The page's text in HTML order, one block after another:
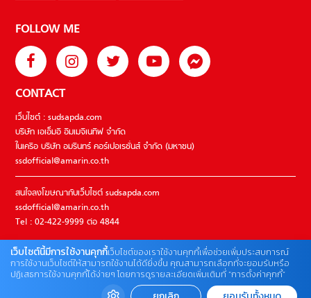
FOLLOW ME
CONTACT
เว็บไซต์ : sudsapda.com
บริษัท เอเอ็มอี อิมเมจิเนทีฟ จำกัด
ในเครือ บริษัท อมรินทร์ คอร์เปอเรชั่นส์ จำกัด (มหาชน)
ssdofficial@amarin.co.th
สนใจลงโฆษณากับเว็บไซต์ sudsapda.com
ssdofficial@amarin.co.th
Tel : 02-422-9999 ต่อ 4844
ติดต่อแจ้งปัญหาหรือร้องเรียน
02-422-9999 ต่อ 4180
(จันทร์ – ศุกร์ เวลา 09.00 – 18.00 น)
เว็บไซต์นี้มีการใช้งานคุกกี้เว็บไซต์ของเราใช้งานคุกกี้เพื่อช่วยเพิ่มประสบการณ์
การใช้งานเว็บไซต์ให้สามารถใช้งานได้ดียิ่งขึ้น คุณสามารถเลือกที่จะยอมรับหรือ
ปฏิเสธการใช้งานคุกกี้ได้ง่ายๆ โดยการดูรายละเอียดเพิ่มเติมที่ “การตั้งค่าคุกกี้”